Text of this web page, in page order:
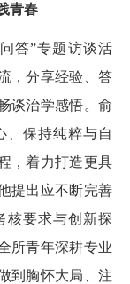
青春
答”专题访谈活
，分享经验、答
谈治学感悟。俞
、保持纯粹与自
，着力打造更具
提出应不断完善
核要求与创新探
所青年深耕专业
到胸怀大局、注